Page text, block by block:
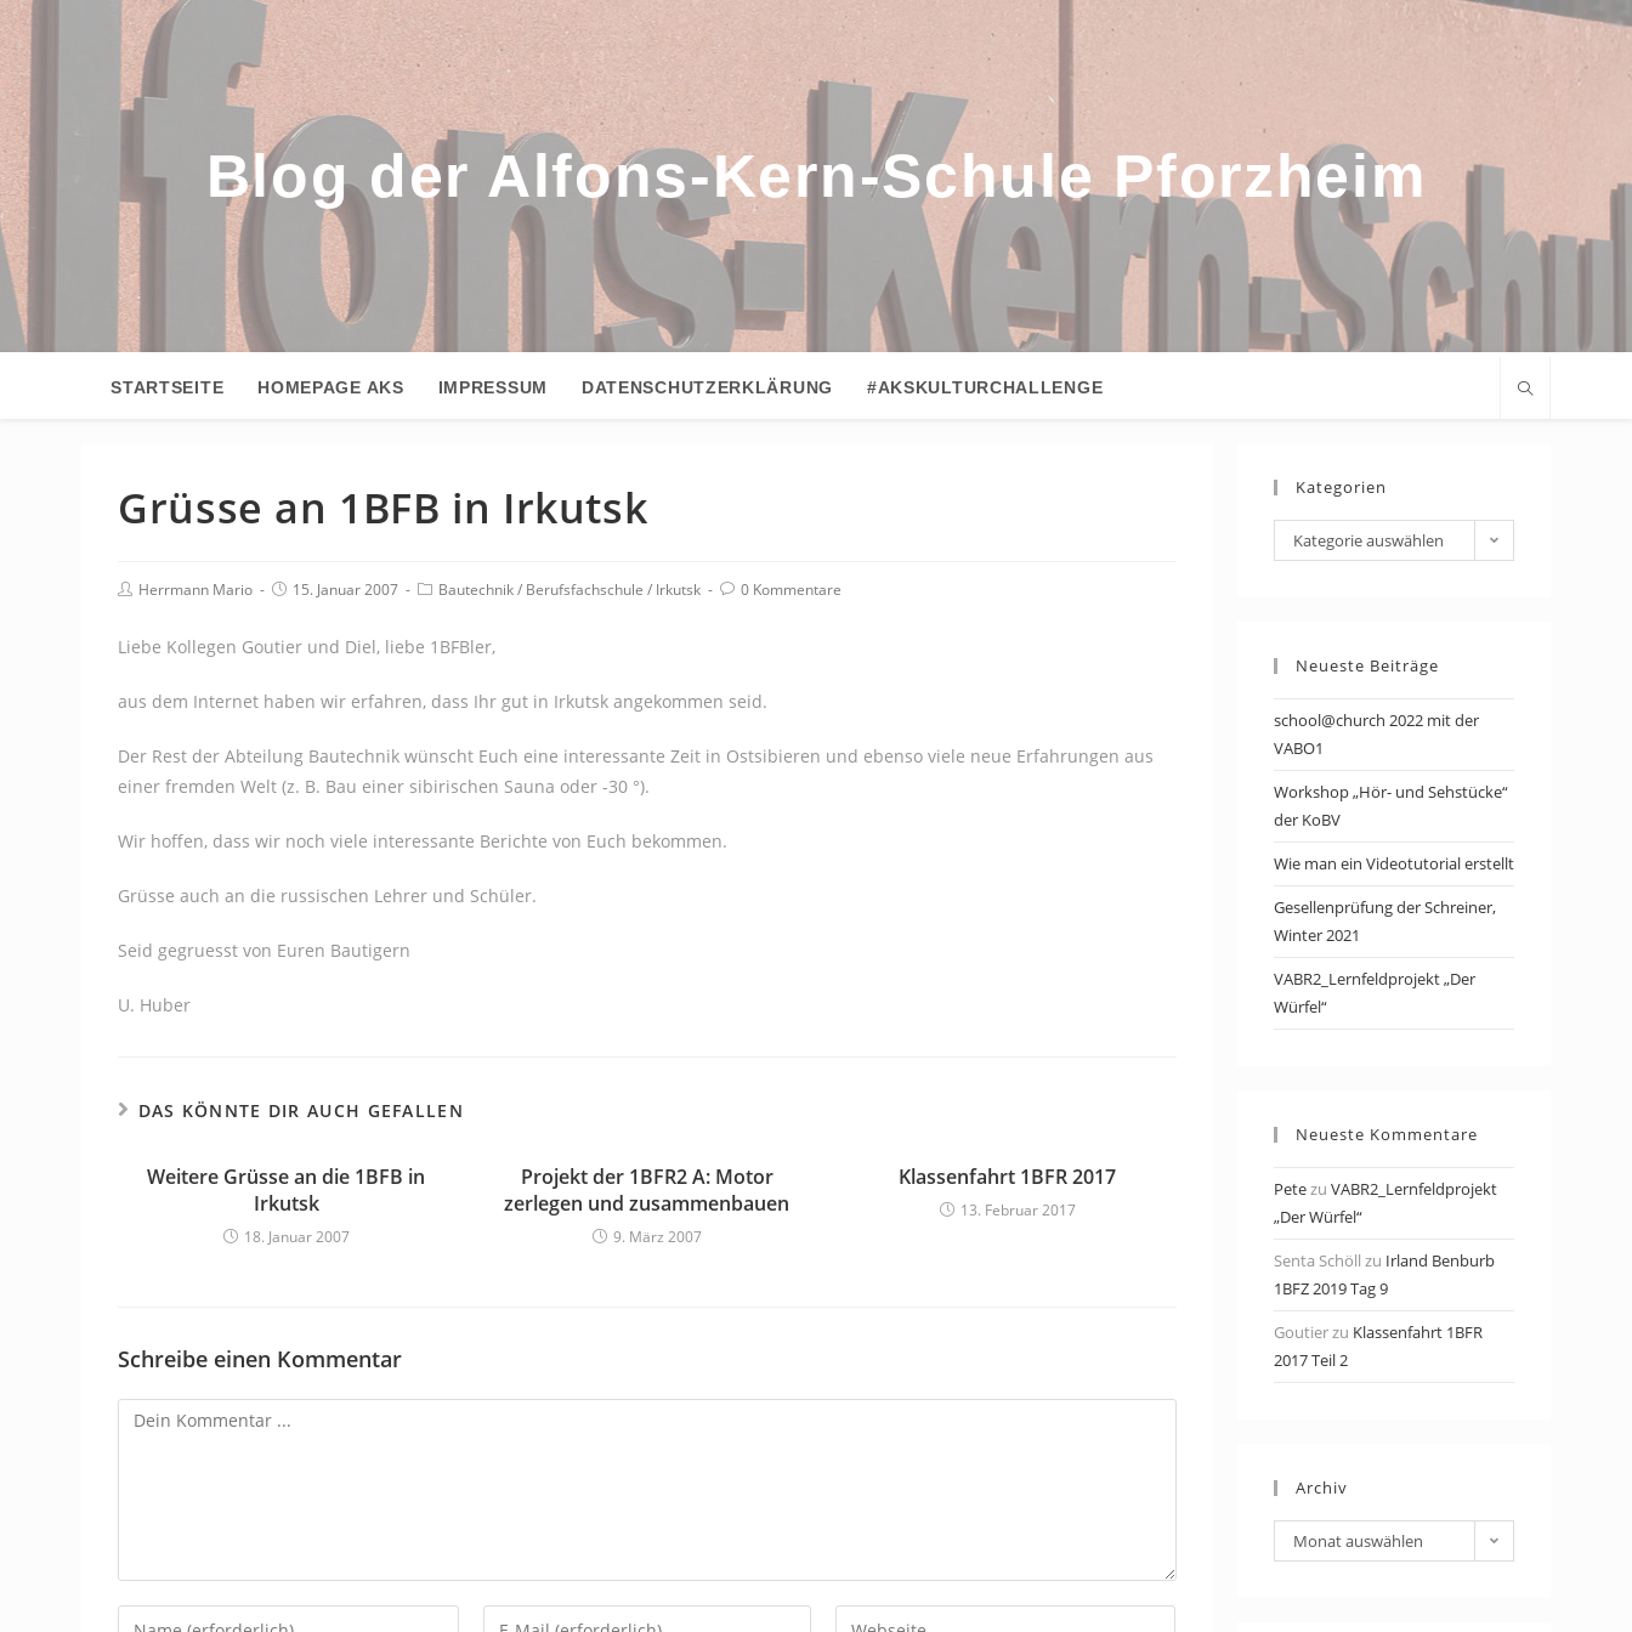
Zum
Inhalt
springen
Blog der Alfons-Kern-Schule Pforzheim
STARTSEITE HOMEPAGE AKS IMPRESSUM DATENSCHUTZERKLÄRUNG #AKSKULTURCHALLENGE
Grüsse an 1BFB in Irkutsk
Beitrags-
Herrmann Mario
Beitrag
15. Januar 2007
Beitrags-
Bautechnik/ Berufsfachschule / Irkutsk
Beitrags-
0 Kommentare
Liebe Kollegen Goutier und Diel, liebe 1BFBler,
aus dem Internet haben wir erfahren, dass Ihr gut in Irkutsk angekommen seid.
Der Rest der Abteilung Bautechnik wünscht Euch eine interessante Zeit in Ostsibieren und ebenso viele neue Erfahrungen aus
einer fremden Welt (z. B. Bau einer sibirischen Sauna oder -30 °).
Wir hoffen, dass wir noch viele interessante Berichte von Euch bekommen.
Grüsse auch an die russischen Lehrer und Schüler.
Seid gegruesst von Euren Bautigern
U. Huber
DAS KÖNNTE DIR AUCH GEFALLEN
Weitere Grüsse an die 1BFB in
Irkutsk
18. Januar 2007
Projekt der 1BFR2 A: Motor
zerlegen und zusammenbauen
9. März 2007
Klassenfahrt 1BFR 2017
13. Februar 2017
Schreibe einen Kommentar
Kommentieren
Gib Gib Gib
Kategorien
Kategorien
Kategorie auswählen
Neueste Beiträge
school@church 2022 mit der
VABO1
Workshop „Hör- und Sehstücke“
der KoBV
Wie man ein Videotutorial erstellt
Gesellenprüfung der Schreiner,
Winter 2021
VABR2_Lernfeldprojekt „Der
Würfel“
Neueste Kommentare
Petezu VABR2_Lernfeldprojekt
„Der Würfel“
Senta Schöll zu Irland Benburb
1BFZ 2019 Tag 9
Goutierzu Klassenfahrt 1BFR
2017 Teil 2
Archiv
Archiv
Monat auswählen